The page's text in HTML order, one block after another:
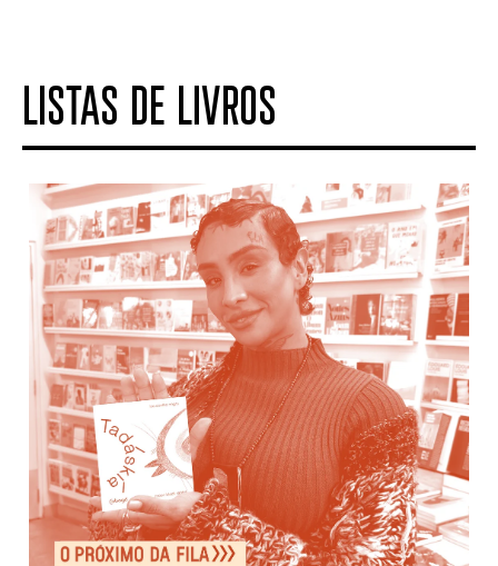
LISTAS DE LIVROS